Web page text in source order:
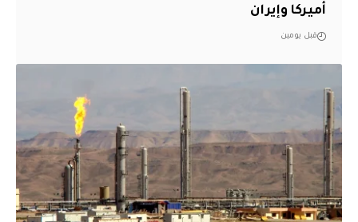
أميركا وإيران
قبل يومين